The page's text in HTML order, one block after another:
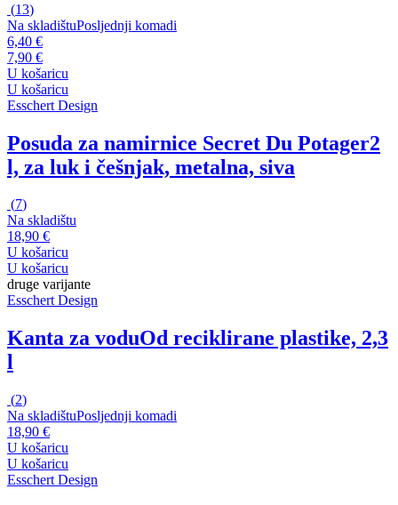
(13)
Na skladištuPosljednji komadi
6,40 €
7,90 €
U košaricu
U košaricu
Esschert Design
Posuda za namirnice Secret Du Potager2
l, za luk i češnjak, metalna, siva
(7)
Na skladištu
18,90 €
U košaricu
U košaricu
druge varijante
Esschert Design
Kanta za voduOd reciklirane plastike, 2,3
l
(2)
Na skladištuPosljednji komadi
18,90 €
U košaricu
U košaricu
Esschert Design